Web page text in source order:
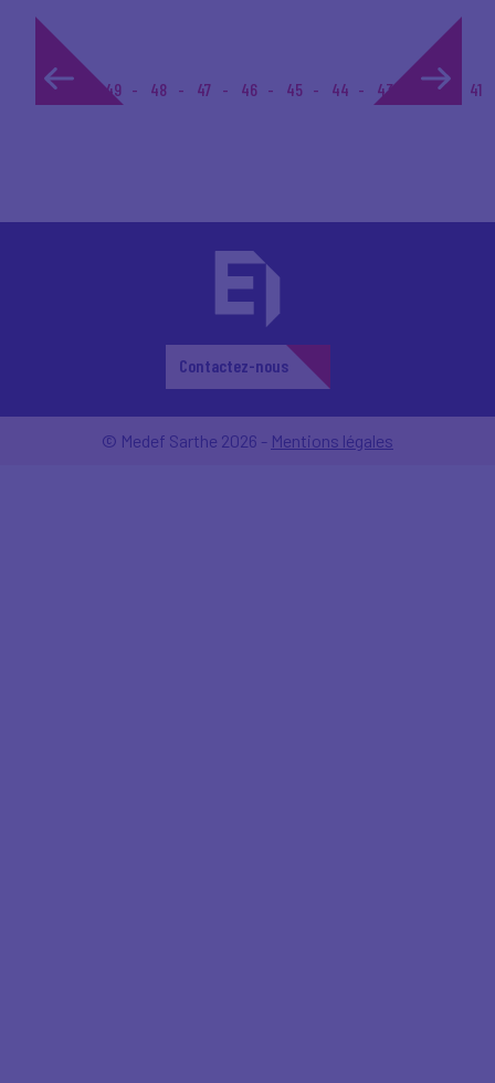
1... 49 48 47 46 45 44 43 42 41
Contactez-nous
© Medef Sarthe 2026 - Mentions légales